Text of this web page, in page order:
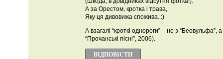
А за Орестом, кротка і трава,
Яку ця дивовижа спожива. :)
А взагалі “кроткі однороги” – не з “Беовульфа”,
“Прочанські пісні”, 2006).
ВІДПОВІCТИ